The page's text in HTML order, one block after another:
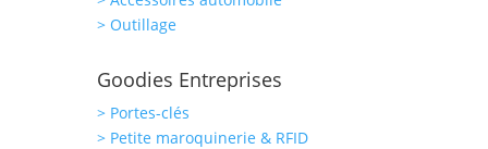
> Outillage
Goodies Entreprises
> Portes-clés
> Petite maroquinerie & RFID